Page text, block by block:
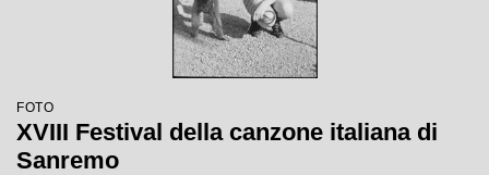
FOTO
XVIII Festival della canzone italiana di
Sanremo